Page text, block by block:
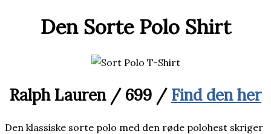
Den Sorte Polo Shirt
Ralph Lauren / 699 / Find den her
Den klassiske sorte polo med den røde polohest skriger